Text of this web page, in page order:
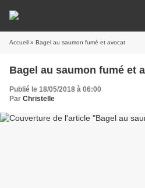
Accueil » Bagel au saumon fumé et avocat
Bagel au saumon fumé et
Publié le 18/05/2018 à 06:00
Par Christelle